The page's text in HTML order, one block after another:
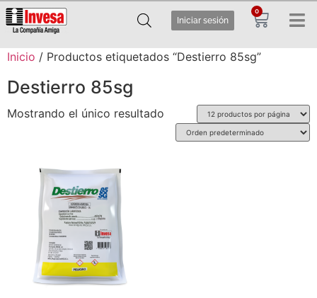
Iniciar sesión
0
Inicio / Productos etiquetados “Destierro 85sg”
Destierro 85sg
Mostrando el único resultado